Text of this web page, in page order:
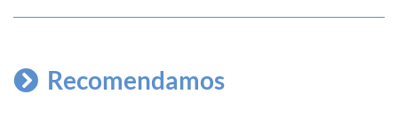
Recomendamos